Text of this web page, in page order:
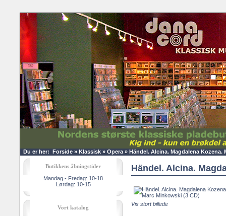
Du er her: Forside » Klassisk » Opera » Händel. Alcina. Magdalena Kozena.
Butikkens åbningstider
Mandag - Fredag: 10-18
Lørdag: 10-15
Vort katalog
Händel. Alcina.
Vis stort billede